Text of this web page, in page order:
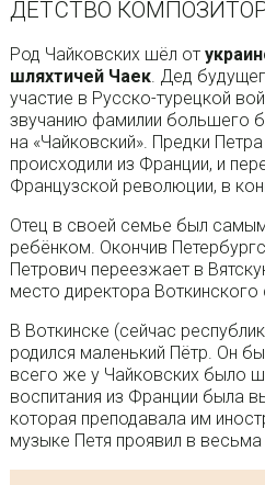
ДЕТСТВО
Род Чайковских шёл от
шляхтичей Чаек. Дед
участие в Русско-турецкой
звучанию фамилии большего
на «Чайковский». Предки
происходили из Франции, и
Французской революции, в
Отец в своей семье был
ребёнком. Окончив
Петрович переезжает в
место директора Воткинского
В Воткинске (сейчас
родился маленький Пётр. Он
всего же у Чайковских было
воспитания из Франции была
которая преподавала им
музыке Петя проявил в